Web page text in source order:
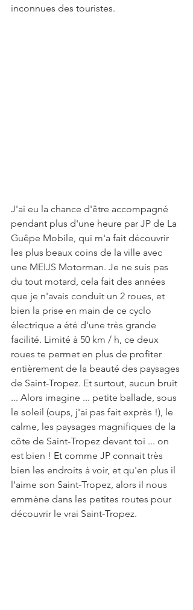
inconnues des touristes.
J'ai eu la chance d'être accompagné
pendant plus d'une heure par JP de La
Guêpe Mobile, qui m'a fait découvrir
les plus beaux coins de la ville avec
une MEIJS Motorman. Je ne suis pas
du tout motard, cela fait des années
que je n'avais conduit un 2 roues, et
bien la prise en main de ce cyclo
électrique a été d'une très grande
facilité. Limité à 50 km / h, ce deux
roues te permet en plus de profiter
entièrement de la beauté des paysages
de Saint-Tropez. Et surtout, aucun bruit
... Alors imagine ... petite ballade, sous
le soleil (oups, j'ai pas fait exprès !), le
calme, les paysages magnifiques de la
côte de Saint-Tropez devant toi ... on
est bien ! Et comme JP connait très
bien les endroits à voir, et qu'en plus il
l'aime son Saint-Tropez, alors il nous
emmène dans les petites routes pour
découvrir le vrai Saint-Tropez.